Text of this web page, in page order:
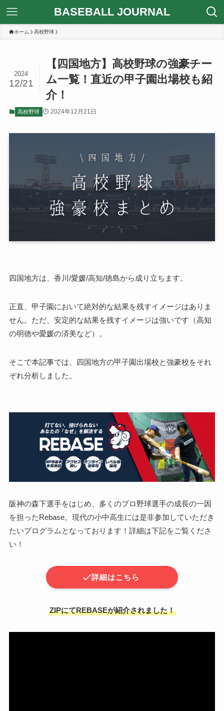
BASEBALL JOURNAL
ホーム 高校野球
【四国地方】高校野球の強豪チー
ム一覧！直近の甲子園出場校も紹
介！
2024
12/21
高校野球 2024年12月21日
四国地方は、香川/愛媛/高知/徳島から成り立ちます。
正直、甲子園において絶対的な結果を残すイメージはありま
せん。ただ、安定的な結果を残すイメージは強いです（高知
の明徳や愛媛の済美など）。
そこで本記事では、四国地方の甲子園出場校と強豪校をそれ
ぞれ分析しました。
阪神の森下選手をはじめ、多くのプロ野球選手の成長の一因
を担ったRebase。現代の小中高生には是非参加していただき
たいプログラムとなっております！詳細は下記をご覧くださ
い！
詳細はこちら
ZIPにてREBASEが紹介されました！